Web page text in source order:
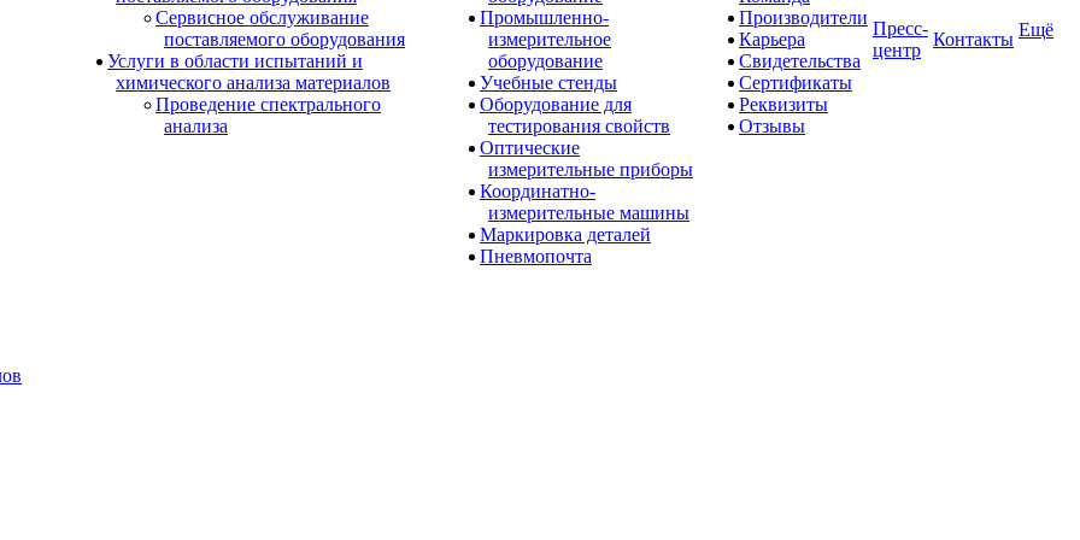
Сервисное обслуживание
поставляемого оборудования
Услуги в области испытаний и
химического анализа материалов
Проведение спектрального
анализа
Промышленно-
измерительное
оборудование
Учебные стенды
Оборудование для
тестирования свойств
Оптические
измерительные приборы
Координатно-
измерительные машины
Маркировка деталей
Пневмопочта
Производители
Карьера
Свидетельства
Сертификаты
Реквизиты
Отзывы
Пресс-
центр
Контакты Ещё